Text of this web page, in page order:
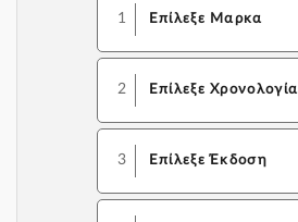
1 Επίλεξε Μαρκα
2 Επίλεξε Χρονολογία
3 Επίλεξε Έκδοση